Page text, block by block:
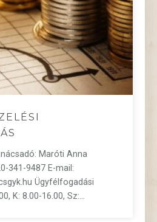
Maróti Anna
341-9487 E-mail:
Ügyfélfogadási
K: 8.00-16.00, Sz:…